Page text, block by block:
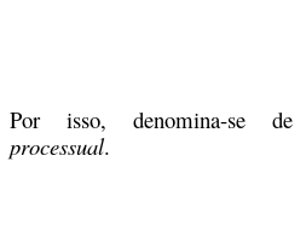
Por isso, denomina-se de
processual.